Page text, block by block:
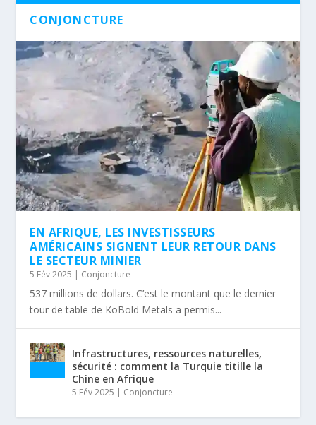
CONJONCTURE
EN AFRIQUE, LES INVESTISSEURS
AMÉRICAINS SIGNENT LEUR RETOUR DANS
LE SECTEUR MINIER
5 Fév 2025 Conjoncture
537 millions de dollars. C’est le montant que le dernier
tour de table de KoBold Metals a permis...
Infrastructures, ressources naturelles,
sécurité : comment la Turquie titille la
Chine en Afrique
5 Fév 2025 Conjoncture